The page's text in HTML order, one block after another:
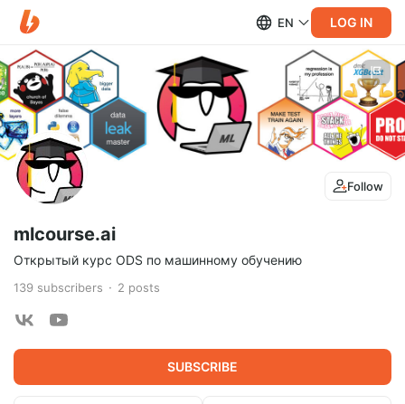
EN LOG IN
Follow
mlcourse.ai
Открытый курс ODS по машинному обучению
139 subscribers 2 posts
SUBSCRIBE